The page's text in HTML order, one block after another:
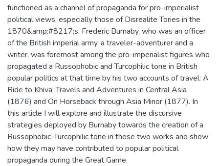
functioned as a channel of propaganda for pro-imperialist
political views, especially those of Disrealite Tories in the
1870&amp;#8217;s. Frederic Burnaby, who was an officer
of the British imperial army, a traveler-adventurer and a
writer, was foremost among the pro-imperialist figures who
propagated a Russophobic and Turcophilic tone in British
popular politics at that time by his two accounts of travel: A
Ride to Khiva: Travels and Adventures in Central Asia
(1876) and On Horseback through Asia Minor (1877). In
this article I will explore and illustrate the discursive
strategies deployed by Burnaby towards the creation of a
Russophobic-Turcophilic tone in these two works and show
how they may have contributed to popular political
propaganda during the Great Game.